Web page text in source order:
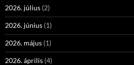
2026. július (2)
2026. június (1)
2026. május (1)
2026. április (4)